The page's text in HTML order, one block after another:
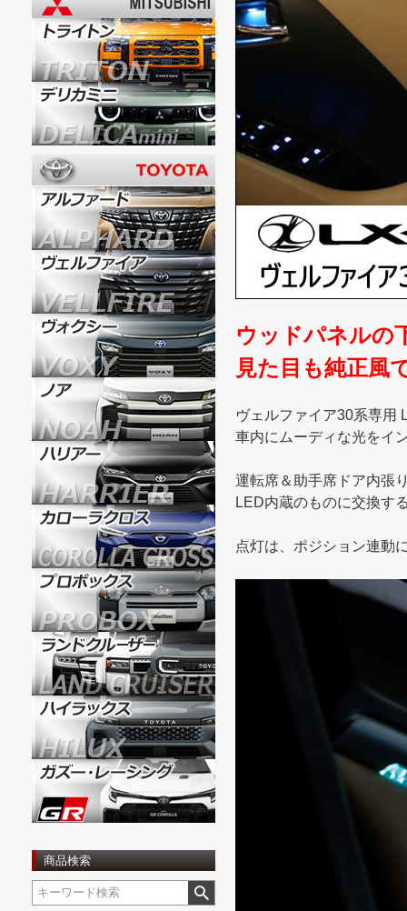
商品検索
ウッドパネルの
見た目も純正風
ヴェルファイア30系専用
車内にムーディな光をイ
運転席＆助手席ドア内張
LED内蔵のものに交換す
点灯は、ポジション連動